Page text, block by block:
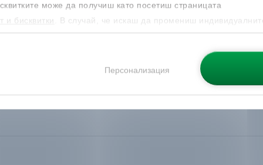
може да получиш като посетиш страницата
и бисквитки
. В случай, че искаш да промениш
от опцията за Персонализация.
Персонализация